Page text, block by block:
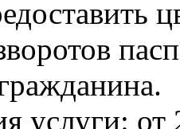
услуги: от